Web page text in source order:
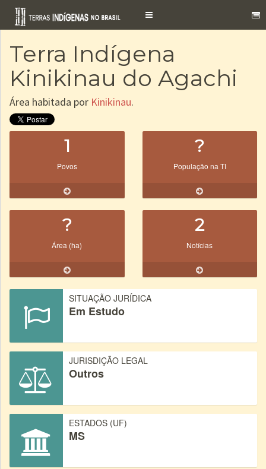
Toggle
Terra Indígena
Kinikinau do Agachi
Área habitada por Kinikinau.
1
Povos
?
População na TI
?
Área (ha)
2
Notícias
SITUAÇÃO JURÍDICA
Em Estudo
JURISDIÇÃO LEGAL
Outros
ESTADOS (UF)
MS